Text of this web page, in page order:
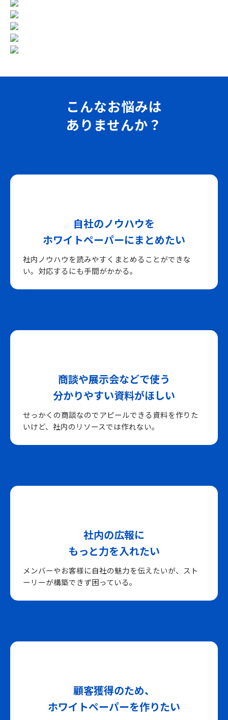
こんなお悩みは
ありませんか？
自社のノウハウを
ホワイトペーパーにまとめたい
社内ノウハウを読みやすくまとめることができな
い。対応するにも手間がかかる。
商談や展示会などで使う
分かりやすい資料がほしい
せっかくの商談なのでアピールできる資料を作りた
いけど、社内のリソースでは作れない。
社内の広報に
もっと力を入れたい
メンバーやお客様に自社の魅力を伝えたいが、スト
ーリーが構築できず困っている。
顧客獲得のため、
ホワイトペーパーを作りたい